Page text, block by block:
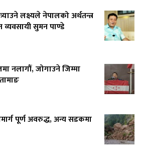
लक्ष्यले नेपालको अर्थतन्त्र
सुमन पाण्डे
नलागौं, जोगाउने जिम्मा
पूर्ण अवरुद्ध, अन्य सडकमा